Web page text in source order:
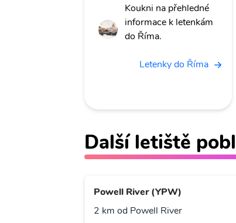
Koukni na přehledné
informace k letenkám
do Říma.
Letenky do Říma
Další letiště
Powell River (YPW)
2 km od Powell River